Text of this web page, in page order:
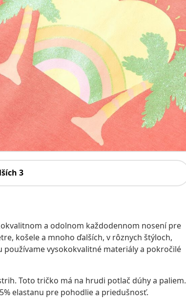
3
a odolnom každodennom nosení pre
košele a mnoho ďalších, v rôznych štýloch,
vysokokvalitné materiály a pokročilé
Toto tričko má na hrudi potlač dúhy a paliem.
elastanu pre pohodlie a priedušnosť.